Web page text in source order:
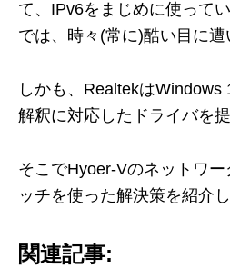
て、IPv6をまじめに使って
では、時々(常に)酷い目に遭
しかも、RealtekはWindows
解釈に対応したドライバを
そこでHyoer-Vのネットワ
ッチを使った解決策を紹介し
関連記事: